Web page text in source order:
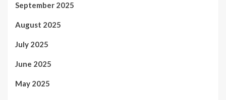
September 2025
August 2025
July 2025
June 2025
May 2025